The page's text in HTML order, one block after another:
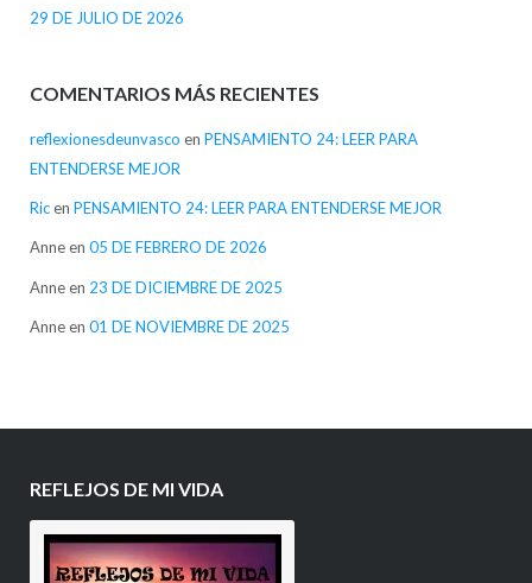
29 DE JULIO DE 2026
COMENTARIOS MÁS RECIENTES
reflexionesdeunvasco en PENSAMIENTO 24: LEER PARA
ENTENDERSE MEJOR
Ricen PENSAMIENTO 24: LEER PARA ENTENDERSE MEJOR
Anneen 05 DE FEBRERO DE 2026
Anneen 23 DE DICIEMBRE DE 2025
Anneen 01 DE NOVIEMBRE DE 2025
REFLEJOS DE MI VIDA